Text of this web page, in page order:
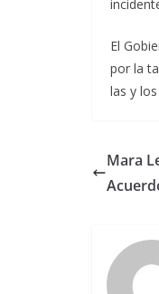
El
por la
las y
Mara